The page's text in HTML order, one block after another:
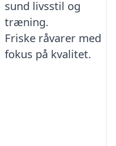
sund livsstil og
træning.
Friske råvarer med
fokus på kvalitet.